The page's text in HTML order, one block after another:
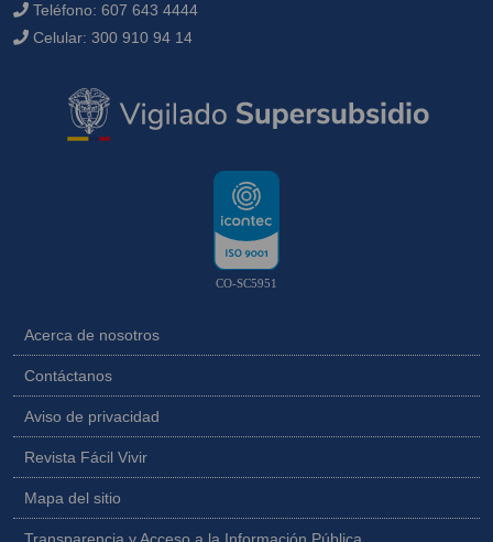
Teléfono: 607 643 4444
Celular: 300 910 94 14
CO-SC5951
Acerca de nosotros
Contáctanos
Aviso de privacidad
Revista Fácil Vivir
Mapa del sitio
Transparencia y Acceso a la Información Pública